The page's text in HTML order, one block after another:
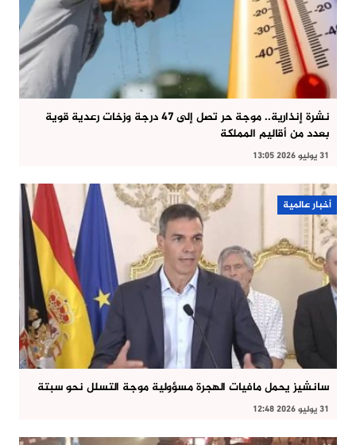
نشرة إنذارية.. موجة حر تصل إلى 47 درجة وزخات رعدية قوية
بعدد من أقاليم المملكة
31 يوليو 2026 13:05
أخبار عالمية
سانشيز يحمل مافيات الهجرة مسؤولية موجة التسلل نحو سبتة
31 يوليو 2026 12:48